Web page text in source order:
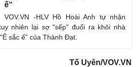
ế“
VOV.VN -HLV Hồ Hoài Anh tự nhận
nhiên lại sợ "sếp" đuổi ra khỏi nhà
sắc ế" của Thành Đạt.
Tố Uyên/VOV.VN